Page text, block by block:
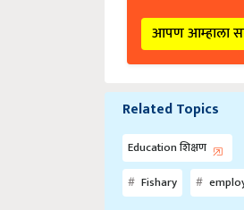
आपण आम्हाला
Related Topics
Education शिक्षण
Fishary